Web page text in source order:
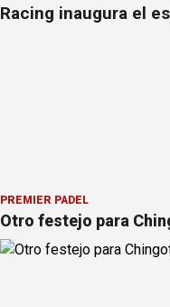
Racing inaugura el
PREMIER PÁDEL
Otro festejo para